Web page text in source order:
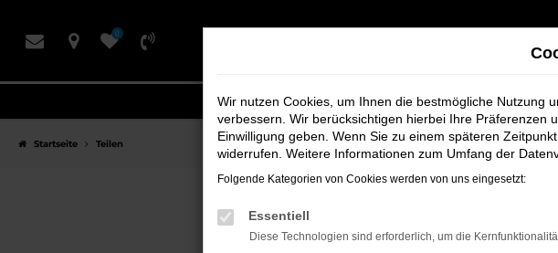
Hauptinhalt
0
Startseite Teilen
Ihre
Wir nutzen Cookies, um Ihnen die bestmögliche Nutzung
verbessern. Wir berücksichtigen hierbei Ihre Präferenzen
Einwilligung geben. Wenn Sie zu einem späteren
widerrufen. Weitere Informationen zum Umfang der
Folgende Kategorien von Cookies werden von uns eingesetzt:
Essentiell
Diese Technologien sind erforderlich, um die